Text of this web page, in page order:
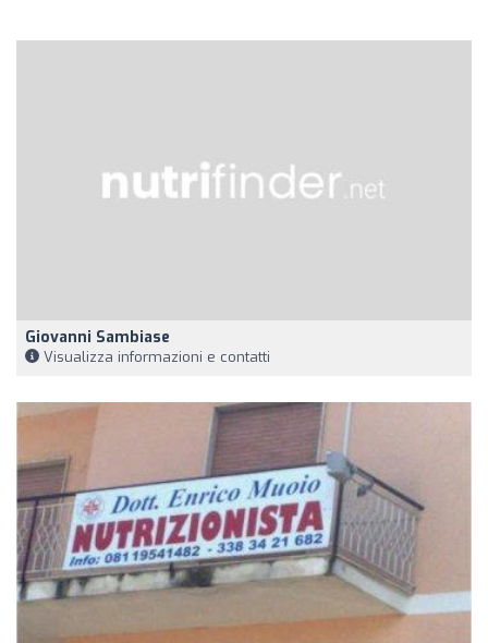
Giovanni Sambiase
Visualizza informazioni e contatti